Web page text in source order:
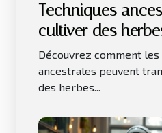
Techniques
cultiver des
en intérieur
Découvrez comment les
ancestrales peuvent
des herbes...